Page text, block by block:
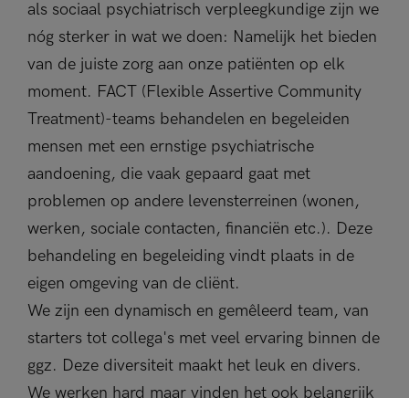
als sociaal psychiatrisch verpleegkundige zijn we
nóg sterker in wat we doen: Namelijk het bieden
van de juiste zorg aan onze patiënten op elk
moment. FACT (Flexible Assertive Community
Treatment)-teams behandelen en begeleiden
mensen met een ernstige psychiatrische
aandoening, die vaak gepaard gaat met
problemen op andere levensterreinen (wonen,
werken, sociale contacten, financiën etc.). Deze
behandeling en begeleiding vindt plaats in de
eigen omgeving van de cliënt.
We zijn een dynamisch en gemêleerd team, van
starters tot collega's met veel ervaring binnen de
ggz. Deze diversiteit maakt het leuk en divers.
We werken hard maar vinden het ook belangrijk